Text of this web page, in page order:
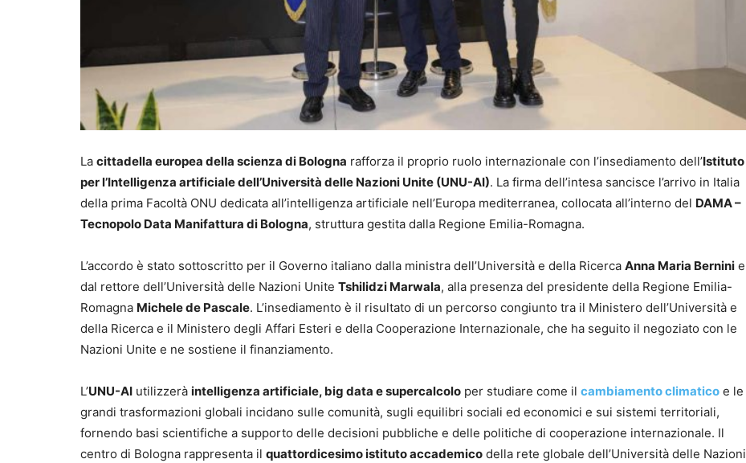
La cittadella europea della scienza di Bologna rafforza il proprio ruolo internazionale con l’insediamento dell’Istituto
per l’Intelligenza artificiale dell’Università delle Nazioni Unite (UNU-AI). La firma dell’intesa sancisce l’arrivo in Italia
della prima Facoltà ONU dedicata all’intelligenza artificiale nell’Europa mediterranea, collocata all’interno del DAMA –
Tecnopolo Data Manifattura di Bologna, struttura gestita dalla Regione Emilia-Romagna.
L’accordo è stato sottoscritto per il Governo italiano dalla ministra dell’Università e della Ricerca Anna Maria Bernini e
dal rettore dell’Università delle Nazioni Unite Tshilidzi Marwala, alla presenza del presidente della Regione Emilia-
Romagna Michele de Pascale. L’insediamento è il risultato di un percorso congiunto tra il Ministero dell’Università e
della Ricerca e il Ministero degli Affari Esteri e della Cooperazione Internazionale, che ha seguito il negoziato con le
Nazioni Unite e ne sostiene il finanziamento.
L’UNU-AI utilizzerà intelligenza artificiale, big data e supercalcolo per studiare come il cambiamento climatico e le
grandi trasformazioni globali incidano sulle comunità, sugli equilibri sociali ed economici e sui sistemi territoriali,
fornendo basi scientifiche a supporto delle decisioni pubbliche e delle politiche di cooperazione internazionale. Il
centro di Bologna rappresenta il quattordicesimo istituto accademico della rete globale dell’Università delle Nazioni